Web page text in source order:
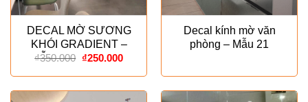
DECAL MỜ SƯƠNG
KHÓI GRADIENT –
MẪU ESPECIALLY
₫350.000 Giá
là:
₫350.000.
₫250.000Giá
tại
là:
₫250.000.
Decal kính mờ văn
phòng – Mẫu 21